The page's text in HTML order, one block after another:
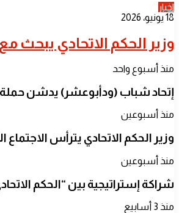
اخبار
18 يونيو، 2026
​وزير الحكم الاتحادي يبحث مع
منذ أسبوع واحد
إتحاد شباب (ودأبوعشر) يدشن حملة
منذ أسبوعين
وزير الحكم الاتحادي يترأس
منذ أسبوعين
شراكة إستراتيجية بين “الحكم
منذ 3 أسابيع